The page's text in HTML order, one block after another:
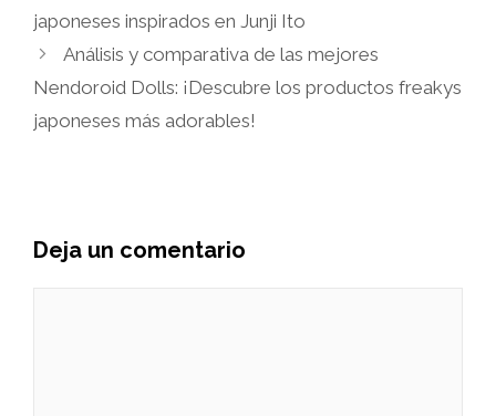
japoneses inspirados en Junji Ito
Análisis y comparativa de las mejores
Nendoroid Dolls: ¡Descubre los productos freakys
japoneses más adorables!
Deja un comentario